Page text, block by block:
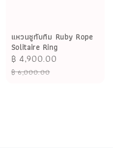
แหวนชูทับทิม Ruby Rope
Solitaire Ring
Sale
price
฿ 4,900.00
฿ 6,000.00